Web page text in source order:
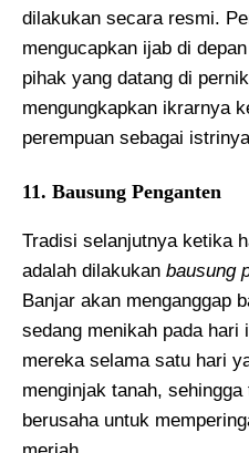
dilakukan secara resmi.
mengucapkan ijab di
pihak yang datang di
mengungkapkan ikrarnya
perempuan sebagai
11. Bausung Penganten
Tradisi selanjutnya ketika
adalah dilakukan bausung
Banjar akan menganggap
sedang menikah pada hari
mereka selama satu hari
menginjak tanah,
berusaha untuk